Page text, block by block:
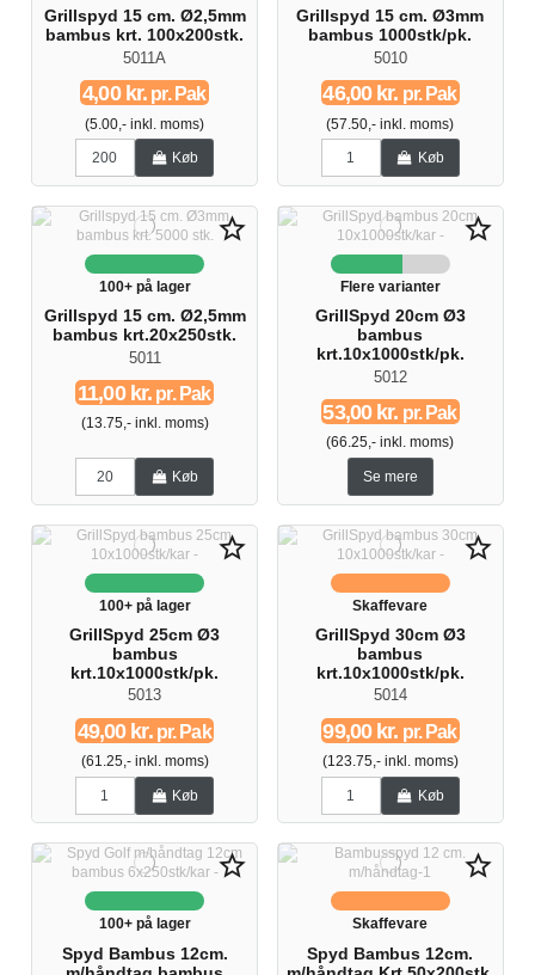
Grillspyd 15 cm. Ø2,5mm
bambus krt. 100x200stk.
5011A
4,00 kr. pr. Pak
(5.00,- inkl. moms)
Køb
Grillspyd 15 cm. Ø3mm
bambus 1000stk/pk.
5010
46,00 kr. pr. Pak
(57.50,- inkl. moms)
Køb
star_border
100+ på lager
Grillspyd 15 cm. Ø2,5mm
bambus krt.20x250stk.
5011
11,00 kr. pr. Pak
(13.75,- inkl. moms)
Køb
star_border
Flere varianter
GrillSpyd 20cm Ø3
bambus
krt.10x1000stk/pk.
5012
53,00 kr. pr. Pak
(66.25,- inkl. moms)
Se mere
star_border
100+ på lager
GrillSpyd 25cm Ø3
bambus
krt.10x1000stk/pk.
5013
49,00 kr.pr. Pak
(61.25,- inkl. moms)
Køb
star_border
Skaffevare
GrillSpyd 30cm Ø3
bambus
krt.10x1000stk/pk.
5014
99,00 kr. pr. Pak
(123.75,- inkl. moms)
Køb
star_border
100+ på lager
Spyd Bambus 12cm.
star_border
Skaffevare
Spyd Bambus 12cm.